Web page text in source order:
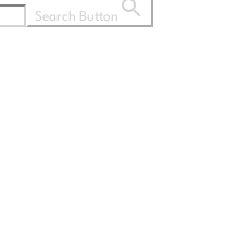
Search Button